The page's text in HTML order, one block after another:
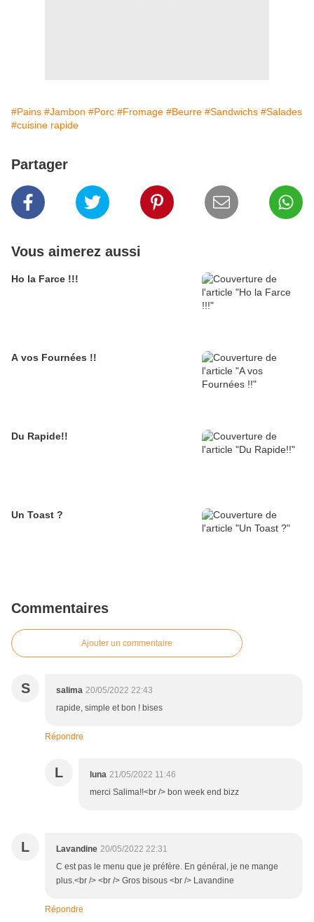
#Pains #Jambon #Porc #Fromage #Beurre #Sandwichs #Salades
#cuisine rapide
Partager
Vous aimerez aussi
Ho la Farce !!!
A vos Fournées !!
Du Rapide!!
Un Toast ?
Commentaires
Ajouter un commentaire
S salima 20/05/2022 22:43
rapide, simple et bon ! bises
Répondre
L luna 21/05/2022 11:46
merci Salima!!<br /> bon week end bizz
L Lavandine 20/05/2022 22:31
C est pas le menu que je préfère. En général, je ne mange
plus.<br /> <br /> Gros bisous <br /> Lavandine
Répondre